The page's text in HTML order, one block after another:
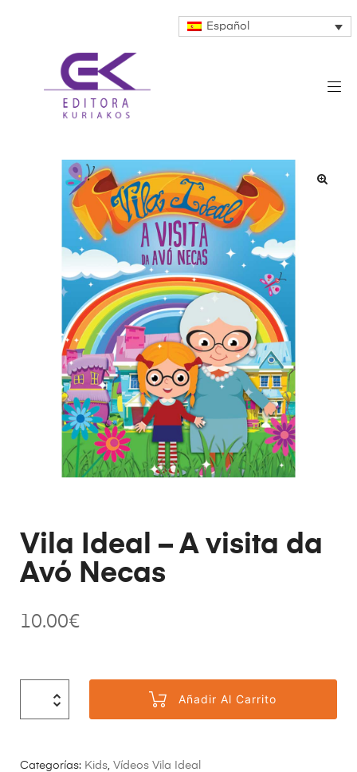
Español
Vila Ideal – A visita da
Avó Necas
10.00€
Añadir Al Carrito
Categorías: Kids Vídeos Vila Ideal